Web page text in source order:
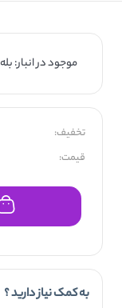
موجود در انبار: بله
تخفیف:
قیمت:
به کمک نیاز دارید ؟